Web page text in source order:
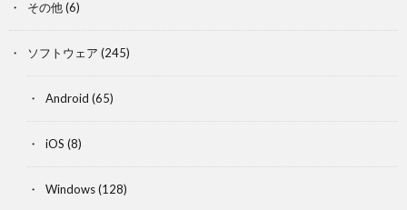
その他(6)
ソフトウェア (245)
Android (65)
iOS (8)
Windows(128)